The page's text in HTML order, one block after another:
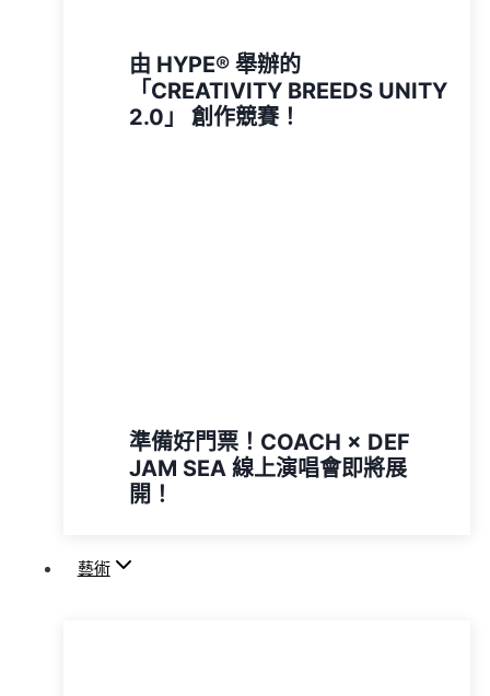
由 HYPE®️ 舉辦的
「CREATIVITY BREEDS UNITY
2.0」 創作競賽！
準備好門票！COACH × DEF
JAM SEA 線上演唱會即將展
開！
藝術